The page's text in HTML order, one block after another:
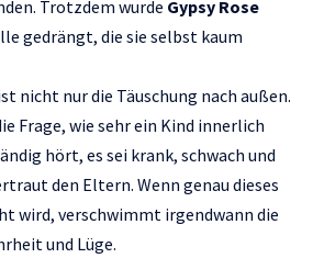
Trotzdem wurde Gypsy Rose
gedrängt, die sie selbst kaum
nicht nur die Täuschung nach außen.
Frage, wie sehr ein Kind innerlich
hört, es sei krank, schwach und
den Eltern. Wenn genau dieses
wird, verschwimmt irgendwann die
und Lüge.